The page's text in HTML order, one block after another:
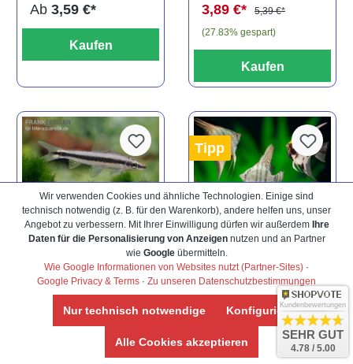
Ab 3,59 €*
Kaufen
3,89 €*
5,39 €*
(27.83% gespart)
Kaufen
Durchschnittliche Bewertung von 5 von 5 Sternen
Algenfresser,
Crossocheilus
siamensis
Tipp
Durchschnittliche
Skalar Mix,
Pterophyllum
scalare, Größe M
Ab5,99 €*
Wir verwenden Cookies und ähnliche Technologien. Einige sind
technisch notwendig (z. B. für den Warenkorb), andere helfen uns, unser
Angebot zu verbessern. Mit Ihrer Einwilligung dürfen wir außerdem Ihre
Daten für die Personalisierung von Anzeigennutzen und an Partner
wie Googleübermitteln.
Wie Google Informationen von Websites nutzt (Partner-Sites) ·
Google Privacy & Terms · Zu unseren Datenschutzbestimmungen
Nur technisch notwendige Konfigurieren
Alle Cookies akzeptieren
Kundenbewertungen
SEHR GUT
4.78 / 5.00